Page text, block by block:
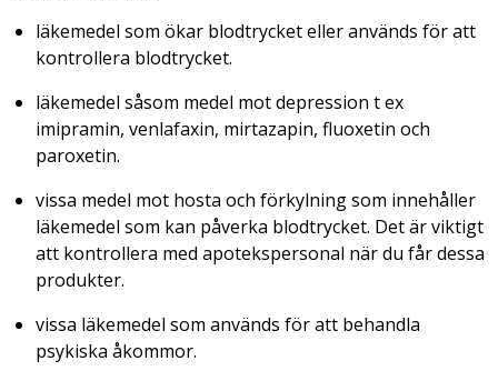
läkemedel som ökar blodtrycket eller används för att
kontrollera blodtrycket.
läkemedel såsom medel mot depression t ex
imipramin, venlafaxin, mirtazapin, fluoxetin och
paroxetin.
vissa medel mot hosta och förkylning som innehåller
läkemedel som kan påverka blodtrycket. Det är viktigt
att kontrollera med apotekspersonal när du får dessa
produkter.
vissa läkemedel som används för att behandla
psykiska åkommor.